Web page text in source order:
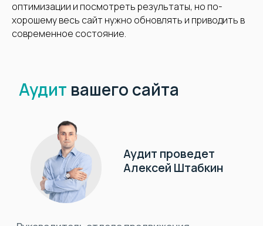
оптимизации и посмотреть результаты, но по-
хорошему весь сайт нужно обновлять и приводить в
современное состояние.